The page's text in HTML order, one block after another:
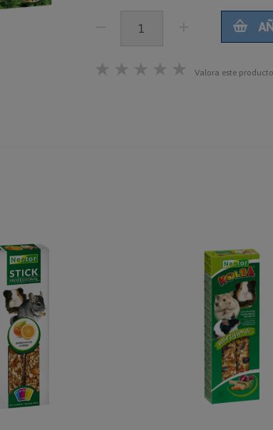
★ ★ ★ ★ ★ Valora este producto